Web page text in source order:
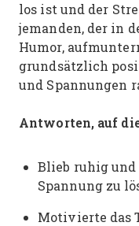
los ist und der
jemanden, der in
Humor,
grundsätzlich
und Spannungen
Antworten, auf
Blieb ruhig
Spannung zu
Motivierte das